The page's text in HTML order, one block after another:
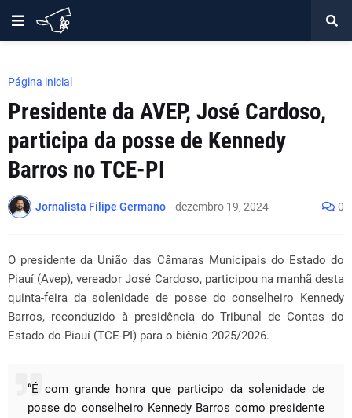
Página inicial
Presidente da AVEP, José Cardoso,
participa da posse de Kennedy
Barros no TCE-PI
Jornalista Filipe Germano - dezembro 19, 2024 0
O presidente da União das Câmaras Municipais do Estado do
Piauí (Avep), vereador José Cardoso, participou na manhã desta
quinta-feira da solenidade de posse do conselheiro Kennedy
Barros, reconduzido à presidência do Tribunal de Contas do
Estado do Piauí (TCE-PI) para o biênio 2025/2026.
“É com grande honra que participo da solenidade de
posse do conselheiro Kennedy Barros como presidente